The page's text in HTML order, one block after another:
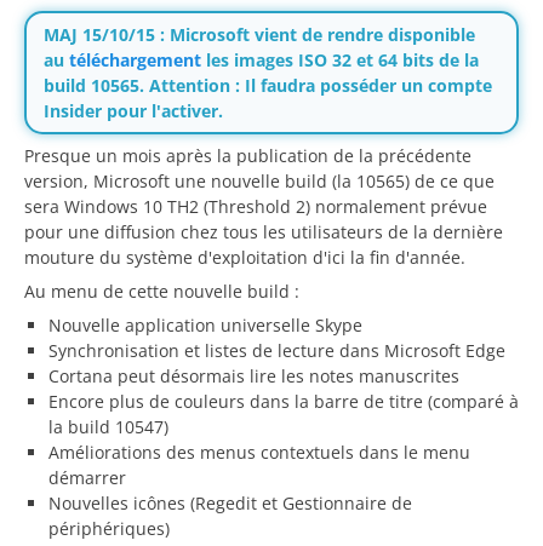
MAJ 15/10/15 : Microsoft vient de rendre disponible
au téléchargement les images ISO 32 et 64 bits de la
build 10565. Attention : Il faudra posséder un compte
Insider pour l'activer.
Presque un mois après la publication de la précédente
version, Microsoft une nouvelle build (la 10565) de ce que
sera Windows 10 TH2 (Threshold 2) normalement prévue
pour une diffusion chez tous les utilisateurs de la dernière
mouture du système d'exploitation d'ici la fin d'année.
Au menu de cette nouvelle build :
Nouvelle application universelle Skype
Synchronisation et listes de lecture dans Microsoft Edge
Cortana peut désormais lire les notes manuscrites
Encore plus de couleurs dans la barre de titre (comparé à
la build 10547)
Améliorations des menus contextuels dans le menu
démarrer
Nouvelles icônes (Regedit et Gestionnaire de
périphériques)